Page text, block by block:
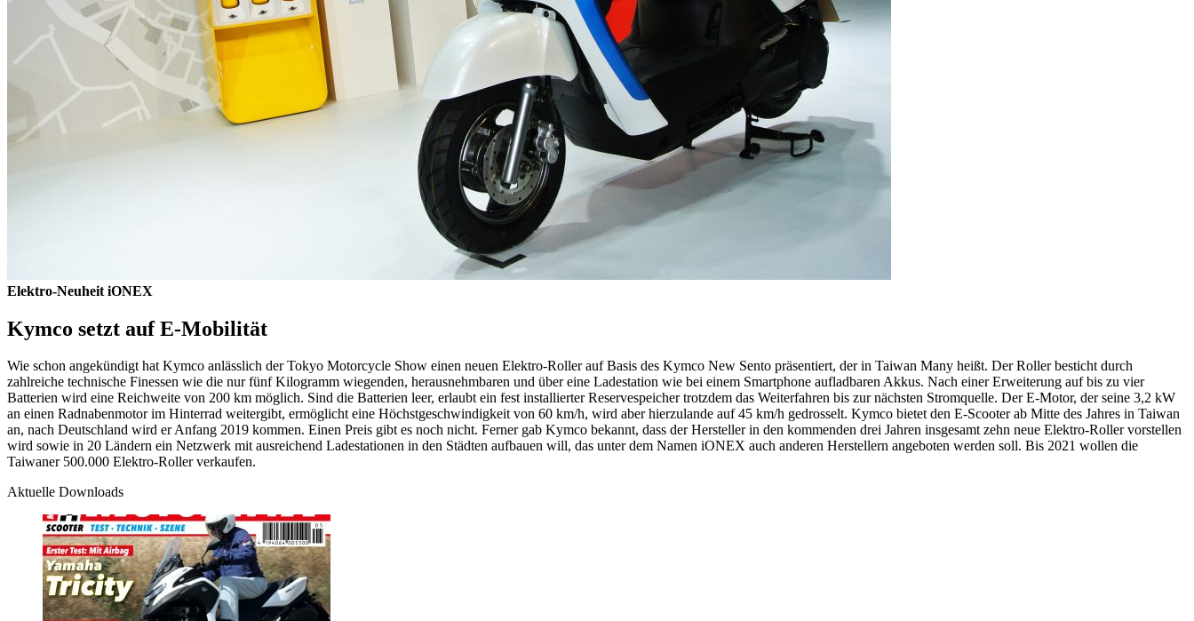
Elektro-Neuheit iONEX
Kymco setzt auf E-Mobilität
Wie schon angekündigt hat Kymco anlässlich der Tokyo Motorcycle Show einen neuen Elektro-Roller auf Basis des Kymco New Sento präsentiert, der in Taiwan Many heißt. Der Roller besticht durch
zahlreiche technische Finessen wie die nur fünf Kilogramm wiegenden, herausnehmbaren und über eine Ladestation wie bei einem Smartphone aufladbaren Akkus. Nach einer Erweiterung auf bis zu vier
Batterien wird eine Reichweite von 200 km möglich. Sind die Batterien leer, erlaubt ein fest installierter Reservespeicher trotzdem das Weiterfahren bis zur nächsten Stromquelle. Der E-Motor, der seine 3,2 kW
an einen Radnabenmotor im Hinterrad weitergibt, ermöglicht eine Höchstgeschwindigkeit von 60 km/h, wird aber hierzulande auf 45 km/h gedrosselt. Kymco bietet den E-Scooter ab Mitte des Jahres in Taiwan
an, nach Deutschland wird er Anfang 2019 kommen. Einen Preis gibt es noch nicht. Ferner gab Kymco bekannt, dass der Hersteller in den kommenden drei Jahren insgesamt zehn neue Elektro-Roller vorstellen
wird sowie in 20 Ländern ein Netzwerk mit ausreichend Ladestationen in den Städten aufbauen will, das unter dem Namen iONEX auch anderen Herstellern angeboten werden soll. Bis 2021 wollen die
Taiwaner 500.000 Elektro-Roller verkaufen.
Aktuelle Downloads